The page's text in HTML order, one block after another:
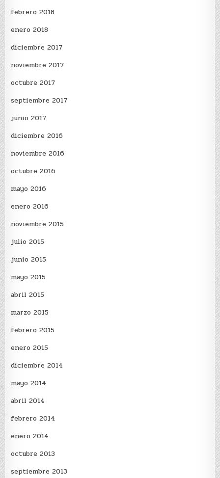
febrero 2018
enero 2018
diciembre 2017
noviembre 2017
octubre 2017
septiembre 2017
junio 2017
diciembre 2016
noviembre 2016
octubre 2016
mayo 2016
enero 2016
noviembre 2015
julio 2015
junio 2015
mayo 2015
abril 2015
marzo 2015
febrero 2015
enero 2015
diciembre 2014
mayo 2014
abril 2014
febrero 2014
enero 2014
octubre 2013
septiembre 2013